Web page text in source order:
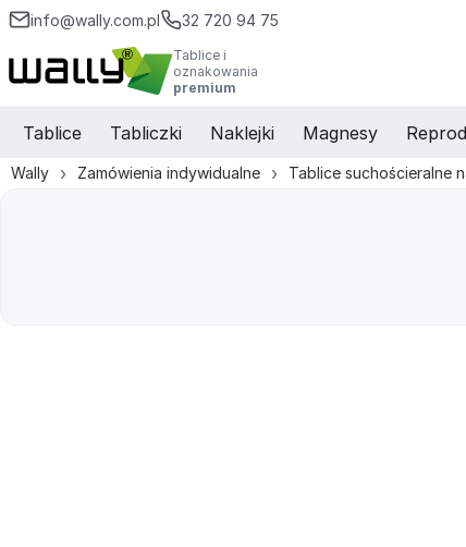
info@wally.com.pl 32 720 94 75
Tablice i
oznakowania
premium
Tablice Tabliczki Naklejki Magnesy
Wally Zamówienia indywidualne Tablice suchościeralne